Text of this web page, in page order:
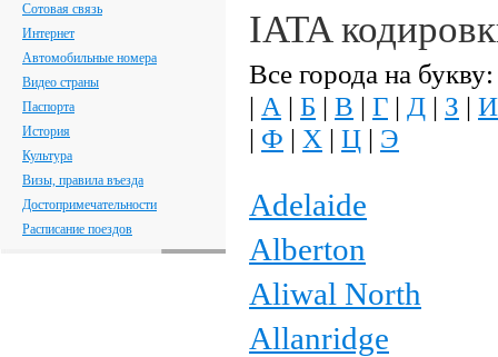
Сотовая связь
Интернет
Автомобильные номера
Видео страны
Паспорта
История
Культура
Визы, правила въезда
Достопримечательности
Расписание поездов
IATA
Все города на букву:
| А | Б | В | Г | Д | З | И
| Ф | Х | Ц | Э
Adelaide
Alberton
Aliwal North
Allanridge